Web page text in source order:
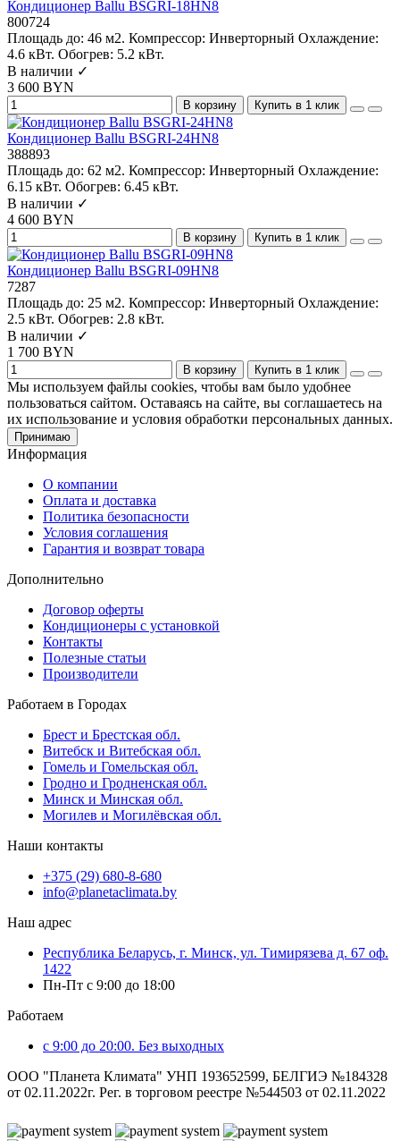
Кондиционер Ballu BSGRI-18HN8
800724
Площадь до: 46 м2. Компрессор: Инверторный Охлаждение:
4.6 кВт. Обогрев: 5.2 кВт.
В наличии ✓
3 600 BYN
В корзину Купить в 1 клик
Кондиционер Ballu BSGRI-24HN8
388893
Площадь до: 62 м2. Компрессор: Инверторный Охлаждение:
6.15 кВт. Обогрев: 6.45 кВт.
В наличии ✓
4 600 BYN
В корзину Купить в 1 клик
Кондиционер Ballu BSGRI-09HN8
7287
Площадь до: 25 м2. Компрессор: Инверторный Охлаждение:
2.5 кВт. Обогрев: 2.8 кВт.
В наличии ✓
1 700 BYN
В корзину Купить в 1 клик
Мы используем файлы cookies, чтобы вам было удобнее
пользоваться сайтом. Оставаясь на сайте, вы соглашаетесь на
их использование и условия обработки персональных данных.
Принимаю
Информация
О компании
Оплата и доставка
Политика безопасности
Условия соглашения
Гарантия и возврат товара
Дополнительно
Договор оферты
Кондиционеры с установкой
Контакты
Полезные статьи
Производители
Работаем в Городах
Брест и Брестская обл.
Витебск и Витебская обл.
Гомель и Гомельская обл.
Гродно и Гродненская обл.
Минск и Минская обл.
Могилев и Могилёвская обл.
Наши контакты
+375 (29) 680-8-680
info@planetaclimata.by
Наш адрес
Республика Беларусь, г. Минск, ул. Тимирязева д. 67 оф.
1422
Пн-Пт с 9:00 до 18:00
Работаем
с 9:00 до 20:00. Без выходных
ООО "Планета Климата" УНП 193652599, БЕЛГИЭ №184328
от 02.11.2022г. Рег. в торговом реестре №544503 от 02.11.2022